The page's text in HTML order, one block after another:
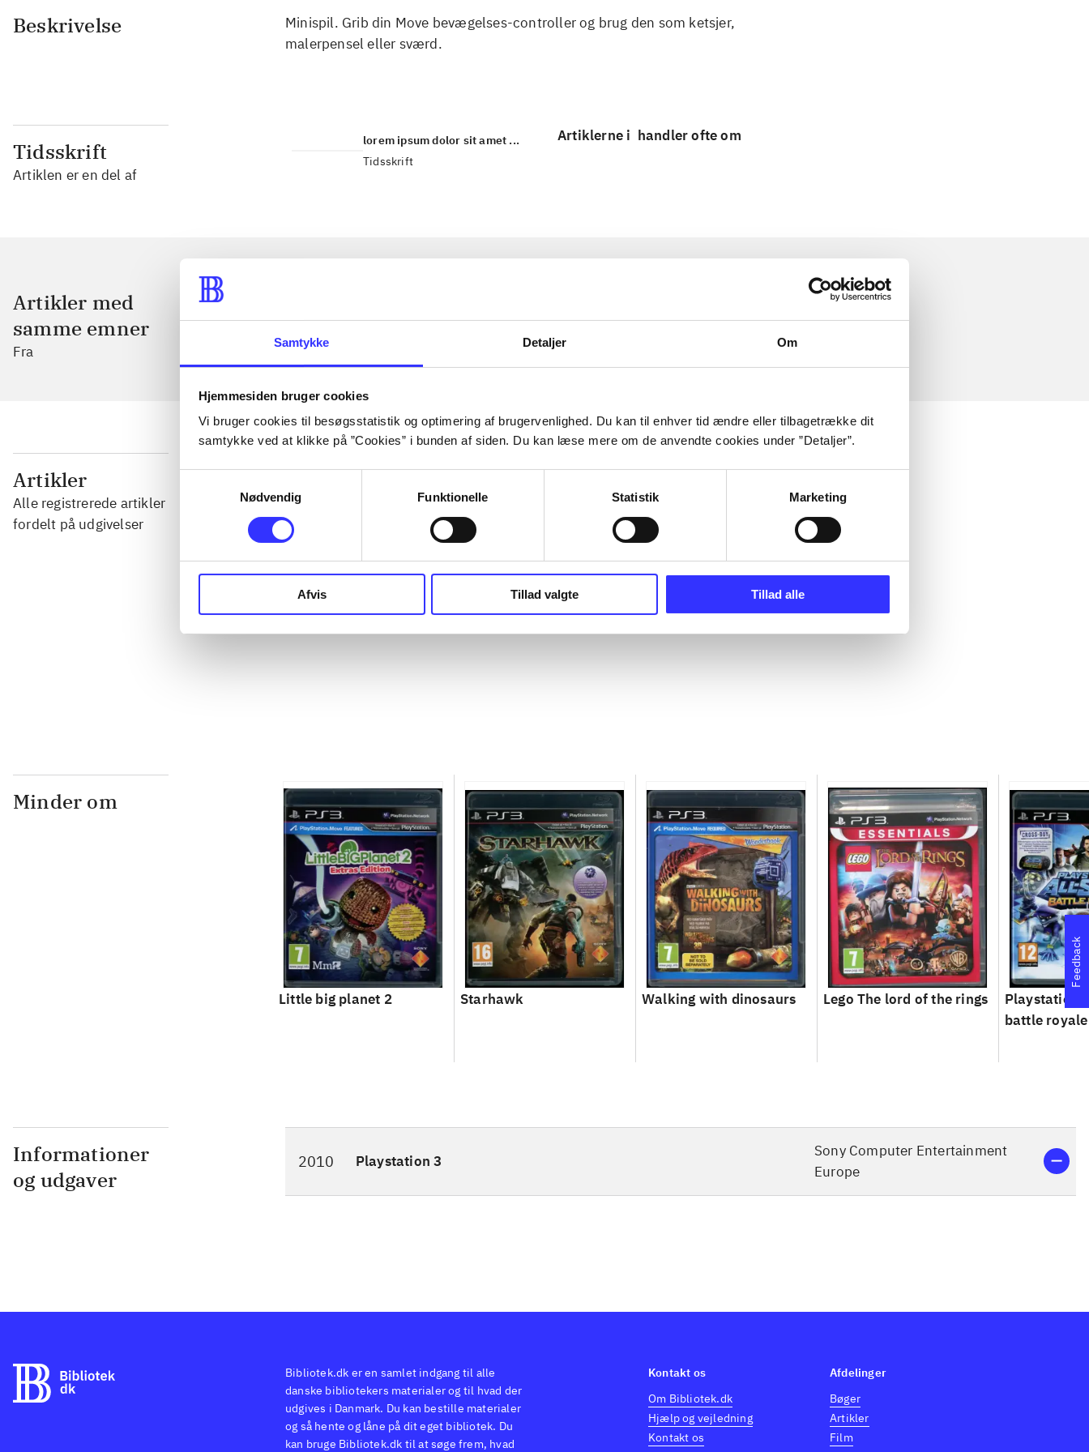
Samtykke Detaljer Om
Hjemmesiden bruger cookies
Vi bruger cookies til besøgsstatistik og optimering af brugervenlighed. Du kan til enhver tid ændre eller tilbagetrække dit
samtykke ved at klikke på ”Cookies” i bunden af siden. Du kan læse mere om de anvendte cookies under ”Detaljer”.
Nødvendig
Funktionelle Statistik Marketing
Afvis Tillad valgte Tillad alle
Beskrivelse
Minispil. Grib din Move bevægelses-controller og brug den som ketsjer,
malerpensel eller sværd.
Tidsskrift
Artiklen er en del af
lorem ipsum dolor sit amet ...
Tidsskrift
Artiklerne i handler ofte om
Artikler med
samme emner
Fra
Artikler
Alle registrerede artikler
fordelt på udgivelser
...
...
...
Minder om
Little big planet 2 Starhawk Walking with dinosaurs Lego The lord of the rings
Playstation
battle royale
Informationer
og udgaver
2010 Playstation 3
Sony Computer Entertainment
Europe
Feedback
Bibliotek.dk er en samlet indgang til alle
danske bibliotekers materialer og til hvad der
udgives i Danmark. Du kan bestille materialer
og så hente og låne på dit eget bibliotek. Du
kan bruge Bibliotek.dk til at søge frem, hvad
Kontakt os
Om Bibliotek.dk
Hjælp og vejledning
Kontakt os
Afdelinger
Bøger
Artikler
Film